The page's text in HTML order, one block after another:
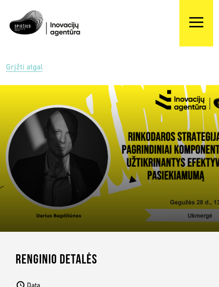
Grįžti atgal
RENGINIO DETALĖS